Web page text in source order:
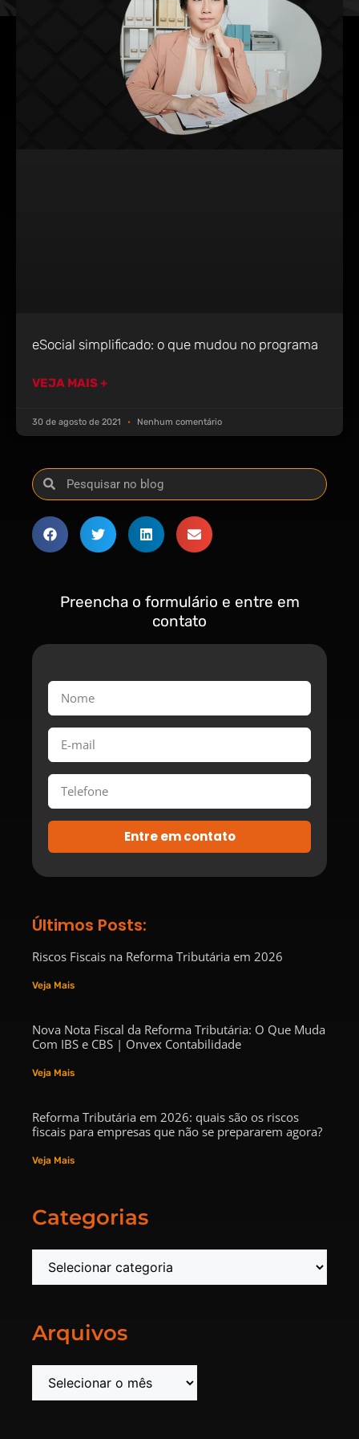
eSocial simplificado: o que mudou no programa
VEJA MAIS +
30 de agosto de 2021 Nenhum comentário
Preencha o formulário e entre em
contato
Entre em contato
Últimos Posts:
Riscos Fiscais na Reforma Tributária em 2026
Veja Mais
Nova Nota Fiscal da Reforma Tributária: O Que Muda
Com IBS e CBS | Onvex Contabilidade
Veja Mais
Reforma Tributária em 2026: quais são os riscos
fiscais para empresas que não se prepararem agora?
Veja Mais
Categorias
Arquivos